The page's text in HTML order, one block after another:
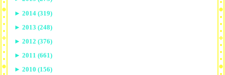
► 2014 (319)
► 2013 (248)
► 2012 (376)
► 2011 (661)
► 2010 (156)